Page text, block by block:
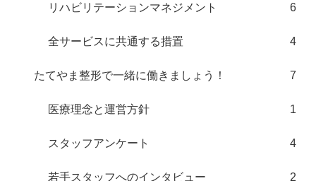
リハビリテーションマネジメント 6
全サービスに共通する措置 4
たてやま整形で一緒に働きましょう！ 7
医療理念と運営方針 1
スタッフアンケート 4
若手スタッフへのインタビュー 2